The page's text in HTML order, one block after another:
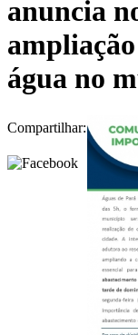
anuncia
água no
Compartilhar: